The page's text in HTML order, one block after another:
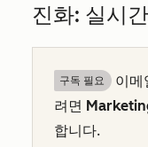
진화: 실시
구독 필요
이메
려면
합니다.